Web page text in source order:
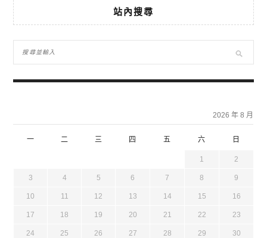
站內搜尋
2026 年 8 月
一 二 三 四 五 六 日
1 2
3 4 5 6 7 8 9
10 11 12 13 14 15 16
17 18 19 20 21 22 23
24 25 26 27 28 29 30